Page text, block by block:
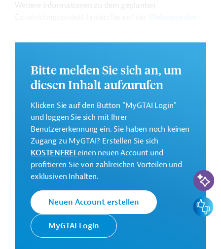
Weitere Informationen zu dem geplanten
Geschäftsanbahnung.
Geberbeitrag:
190 Millionen US-Dollar (Darlehen; beantragt)
Kontaktadressen
Asiatische
Entwicklungsbank
(ADB)
multilaterale
Finanzierungsinstitution für
Projekte in der Region Asien
und Pazifik.
Bitte melden Sie sich an, um
diesen Inhalt aufzurufen
Klicken Sie auf den Button "MyGTAI Login"
und loggen Sie sich mit Ihrer
Benutzererkennung ein. Sie haben noch keinen
Zugang zu MyGTAI? Erstellen Sie sich
KOSTENFREIeinen neuen Account und
profitieren Sie von zahlreichen Vorteilen und
exklusiven Inhalten.
Neuen Account erstellen
MyGTAI Login
KI-